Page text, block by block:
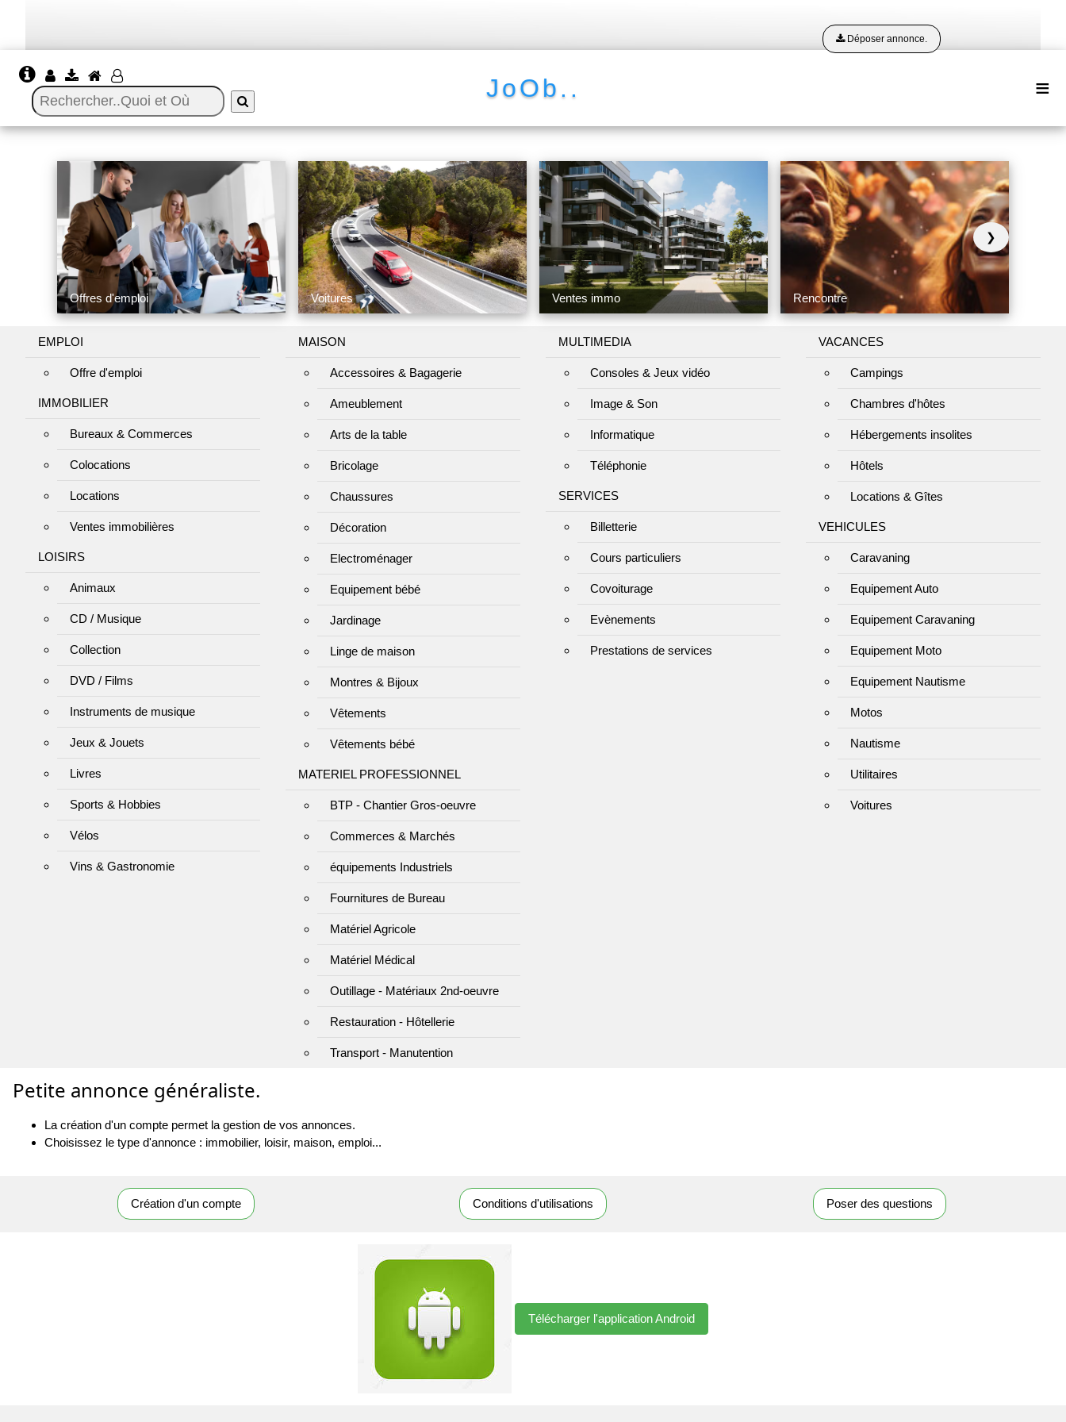
JoOb.. ≡
Déposer annonce.
Offres d'emploi Voitures Ventes immo
❯
Rencontre
EMPLOI
Offre d'emploi
IMMOBILIER
Bureaux & Commerces
Colocations
Locations
Ventes immobilières
LOISIRS
Animaux
CD / Musique
Collection
DVD / Films
Instruments de musique
Jeux & Jouets
Livres
Sports & Hobbies
Vélos
Vins & Gastronomie
MAISON
Accessoires & Bagagerie
Ameublement
Arts de la table
Bricolage
Chaussures
Décoration
Electroménager
Equipement bébé
Jardinage
Linge de maison
Montres & Bijoux
Vêtements
Vêtements bébé
MATERIEL PROFESSIONNEL
BTP - Chantier Gros-oeuvre
Commerces & Marchés
équipements Industriels
Fournitures de Bureau
Matériel Agricole
Matériel Médical
Outillage - Matériaux 2nd-oeuvre
Restauration - Hôtellerie
Transport - Manutention
MULTIMEDIA
Consoles & Jeux vidéo
Image & Son
Informatique
Téléphonie
SERVICES
Billetterie
Cours particuliers
Covoiturage
Evènements
Prestations de services
VACANCES
Campings
Chambres d'hôtes
Hébergements insolites
Hôtels
Locations & Gîtes
VEHICULES
Caravaning
Equipement Auto
Equipement Caravaning
Equipement Moto
Equipement Nautisme
Motos
Nautisme
Utilitaires
Voitures
Petite annonce généraliste.
La création d'un compte permet la gestion de vos annonces.
Choisissez le type d'annonce : immobilier, loisir, maison, emploi...
Création d'un compte Conditions d'utilisations Poser des questions
Télécharger l'application Android